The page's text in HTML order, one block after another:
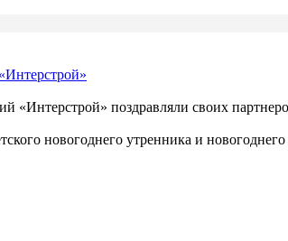
«Интерстрой» поздравляли своих
новогоднего утренника и